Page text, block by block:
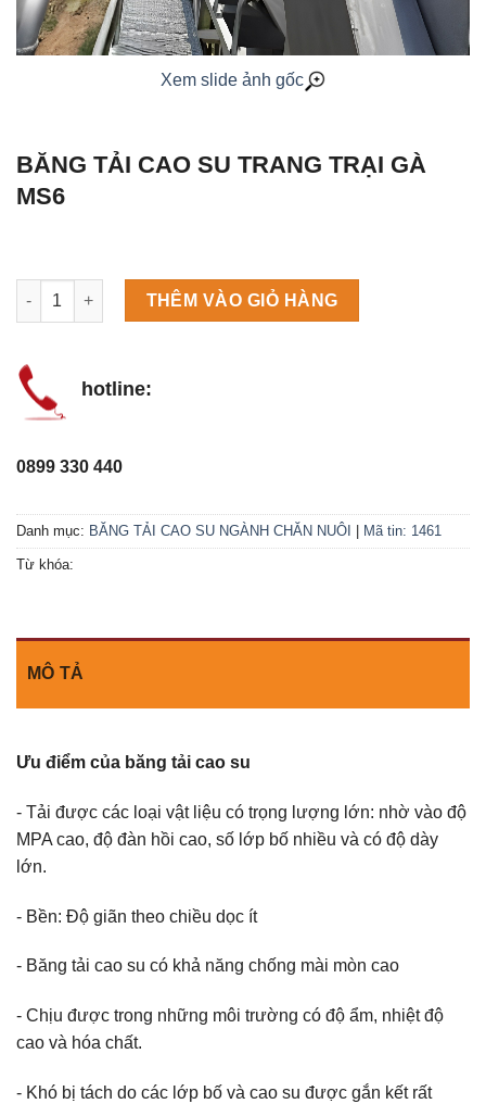
Xem slide ảnh gốc
BĂNG TẢI CAO SU TRANG TRẠI GÀ
MS6
Máy làm đá viên Scotsman NW458AS số lượng
THÊM VÀO GIỎ HÀNG
hotline:
0899 330 440
Danh mục: BĂNG TẢI CAO SU NGÀNH CHĂN NUÔI | Mã tin: 1461
Từ khóa:
MÔ TẢ
Ưu điểm của băng tải cao su
- Tải được các loại vật liệu có trọng lượng lớn: nhờ vào độ
MPA cao, độ đàn hồi cao, số lớp bố nhiều và có độ dày
lớn.
- Bền: Độ giãn theo chiều dọc ít
- Băng tải cao su có khả năng chống mài mòn cao
- Chịu được trong những môi trường có độ ẩm, nhiệt độ
cao và hóa chất.
- Khó bị tách do các lớp bố và cao su được gắn kết rất